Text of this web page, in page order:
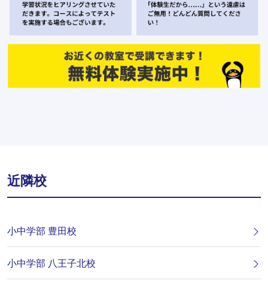
近隣校
小中学部 豊田校
小中学部 八王子北校